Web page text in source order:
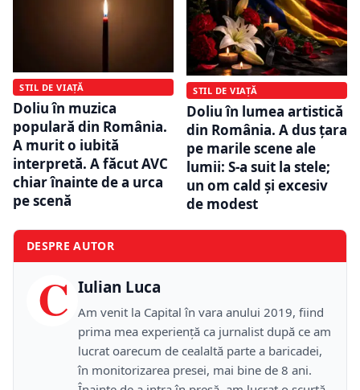
STIL DE VIAȚĂ
Doliu în muzica
populară din România.
A murit o iubită
interpretă. A făcut AVC
chiar înainte de a urca
pe scenă
STIL DE VIAȚĂ
Doliu în lumea artistică
din România. A dus țara
pe marile scene ale
lumii: S-a suit la stele;
un om cald și excesiv
de modest
DESPRE AUTOR
C Iulian Luca
Am venit la Capital în vara anului 2019, fiind
prima mea experiență ca jurnalist după ce am
lucrat oarecum de cealaltă parte a baricadei,
în monitorizarea presei, mai bine de 8 ani.